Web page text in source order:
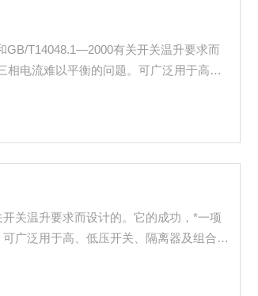
GB/T14048.1—2000有关开关温升要求而
电流难以平衡的问题。可广泛用于高、
关温升要求而设计的。它的成功，*一项
广泛用于高、低压开关、隔离器及组合电